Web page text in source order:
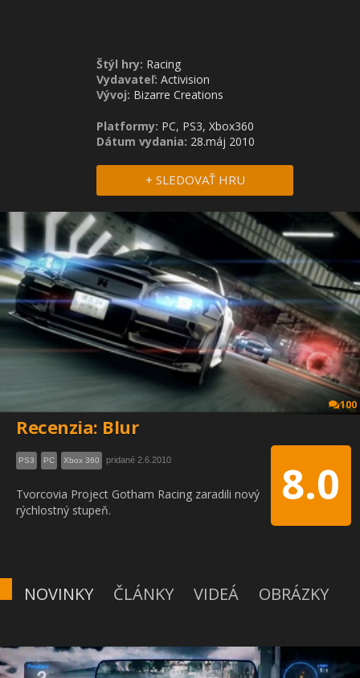
Štýl hry: Racing
Vydavateľ: Activision
Vývoj: Bizarre Creations
Platformy: PC, PS3, Xbox360
Dátum vydania: 28.máj 2010
+ SLEDOVAŤ HRU
100
Recenzia: Blur
8.0
PS3 PC Xbox 360 pridané 2.6.2010
Tvorcovia Project Gotham Racing zaradili nový
rýchlostný stupeň.
NOVINKY ČLÁNKY VIDEÁ OBRÁZKY